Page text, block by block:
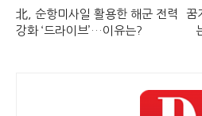
北, 순항미사일 활용한 해군 전력
강화 ‘드라이브’…이유는?
꿈